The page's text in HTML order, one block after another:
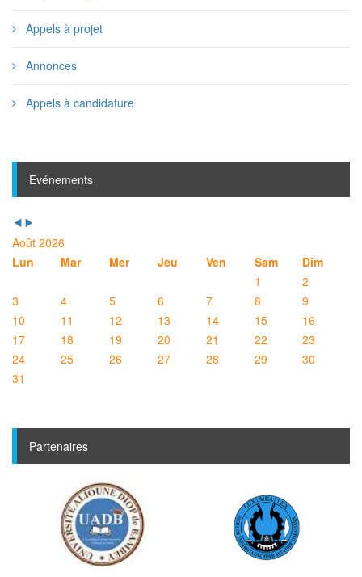
Appels à projet
Annonces
Appels à candidature
Evénements
Août 2026
Lun
Mar Mer Jeu Ven Sam
Dim
1
2
3
4 5 6 7 8
9
10
11 12 13 14 15
16
17
18 19 20 21 22
23
24
25 26 27 28 29
30
31
Partenaires